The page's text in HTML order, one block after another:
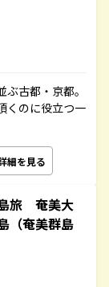
古都・京都。
くのに役立つ一
細を見る
旅 奄美大
奄美群島